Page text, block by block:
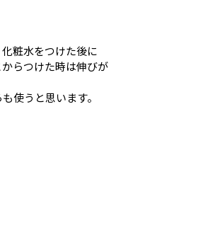
粧水をつけた後に
らつけた時は伸びが
使うと思います。